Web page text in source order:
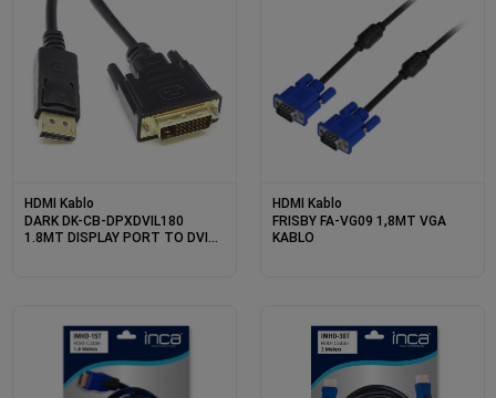
HDMI Kablo
DARK DK-CB-DPXDVIL180
1.8MT DISPLAY PORT TO DVI
HDMI Kablo
FRISBY FA-VG09 1,8MT VGA
KABLO